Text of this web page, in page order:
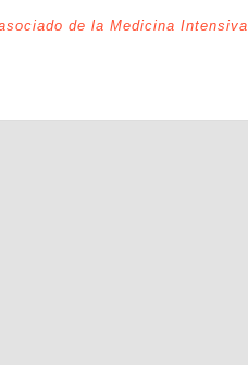
de la Medicina Intensiva